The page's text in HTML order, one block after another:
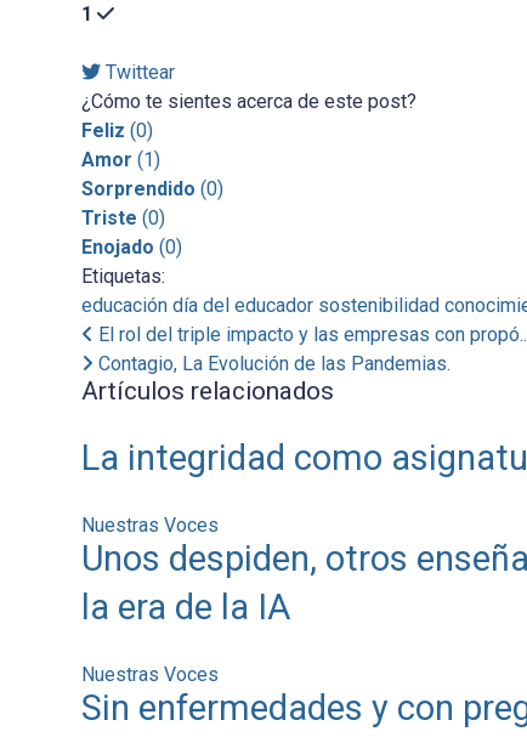
1
Twittear
¿Cómo te sientes acerca de este post?
Feliz (0)
Amor (1)
Sorprendido (0)
Triste (0)
Enojado (0)
Etiquetas:
educación día del educador sostenibilidad
El rol del triple impacto y las empresas con
Contagio, La Evolución de las Pandemias.
Artículos relacionados
La integridad como
Nuestras Voces
Unos despiden, otros
la era de la IA
Nuestras Voces
Sin enfermedades y con